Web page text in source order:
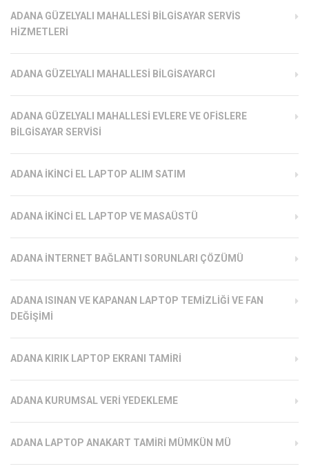
ADANA GÜZELYALI MAHALLESI BILGISAYAR SERVIS
HIZMETLERI
ADANA GÜZELYALI MAHALLESI BILGISAYARCI
ADANA GÜZELYALI MAHALLESI EVLERE VE OFISLERE
BILGISAYAR SERVISI
ADANA İKINCI EL LAPTOP ALIM SATIM
ADANA İKINCI EL LAPTOP VE MASAÜSTÜ
ADANA İNTERNET BAĞLANTI SORUNLARI ÇÖZÜMÜ
ADANA ISINAN VE KAPANAN LAPTOP TEMIZLIĞI VE FAN
DEĞIŞIMI
ADANA KIRIK LAPTOP EKRANI TAMIRI
ADANA KURUMSAL VERI YEDEKLEME
ADANA LAPTOP ANAKART TAMIRI MÜMKÜN MÜ